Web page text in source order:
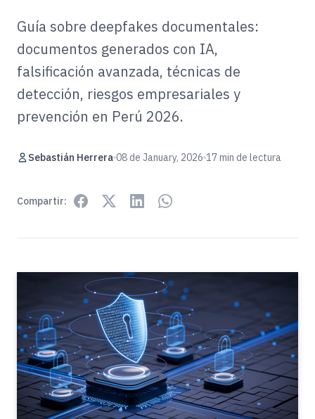
Guía sobre deepfakes documentales:
documentos generados con IA,
falsificación avanzada, técnicas de
detección, riesgos empresariales y
prevención en Perú 2026.
Sebastián Herrera 08 de January, 2026 17 min de lectura
Compartir: